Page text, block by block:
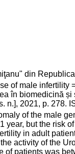
din
of male infertility
în biomedicină și
n.], 2021, p. 278.
of the male
year, but the risk
in adult
activity of the
patients was